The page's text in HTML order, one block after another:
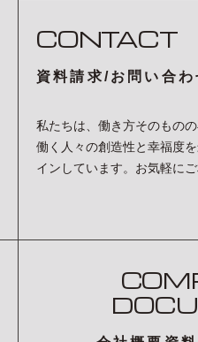
CONTACT
資料請求/お問い合わ
私たちは、働き方そのものの
働く人々の創造性と幸福度
インしています。お気軽にご